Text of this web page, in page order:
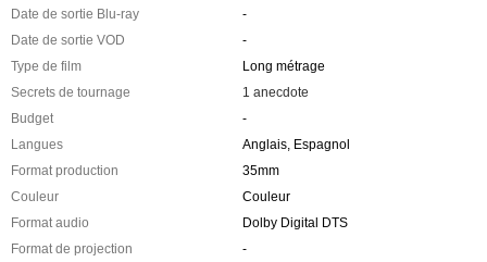
Date de sortie Blu-ray
-
Date de sortie VOD
-
Type de film
Long métrage
Secrets de tournage
1 anecdote
Budget
-
Langues
Anglais, Espagnol
Format production
35mm
Couleur
Couleur
Format audio
Dolby Digital DTS
Format de projection
-